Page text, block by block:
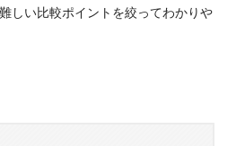
しい比較ポイントを絞ってわかりや